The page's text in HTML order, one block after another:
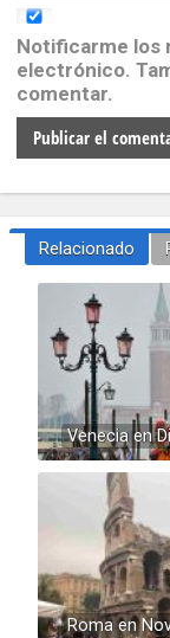
Notificarme los
electrónico.
comentar.
Relacionado
Venecia en
Roma en